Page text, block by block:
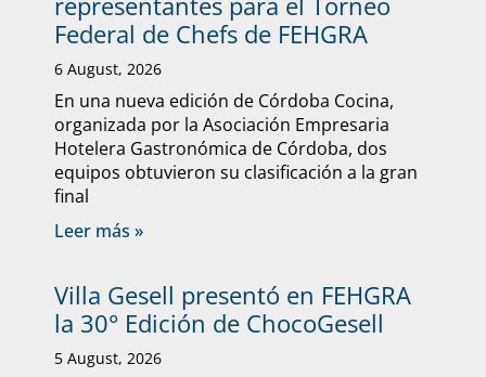
Federal de Chefs de FEHGRA
6 August, 2026
En una nueva edición de Córdoba Cocina,
organizada por la Asociación Empresaria
Hotelera Gastronómica de Córdoba, dos
equipos obtuvieron su clasificación a la gran
final
Leer más »
Villa Gesell presentó en FEHGRA
la 30° Edición de ChocoGesell
5 August, 2026